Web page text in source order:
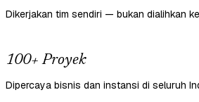
Dikerjakan tim sendiri — bukan dialihkan
100+ Proyek
Dipercaya bisnis dan instansi di seluruh